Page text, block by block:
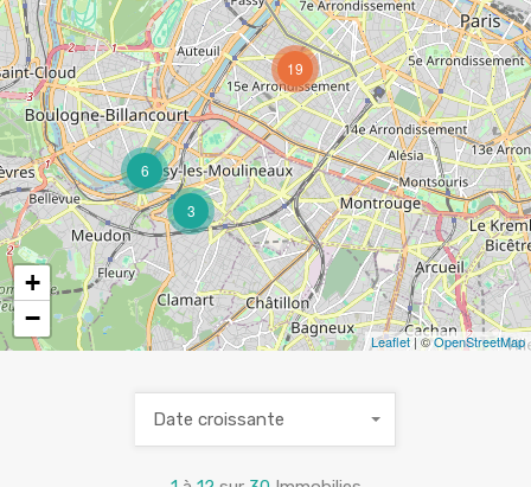
3
6
19
+
−
Leaflet| ©OpenStreetMap
Date croissante